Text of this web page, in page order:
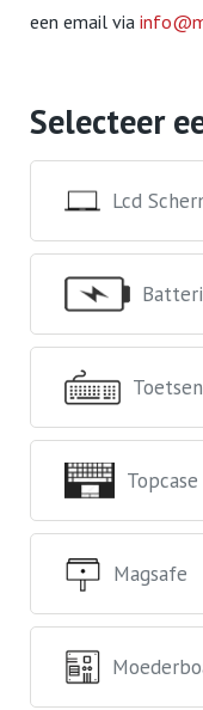
een email via
Selecteer
Lcd
Magsafe